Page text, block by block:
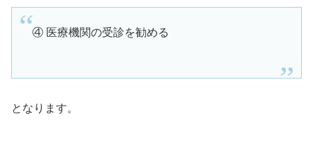
④ 医療機関の受診を勧める
となります。